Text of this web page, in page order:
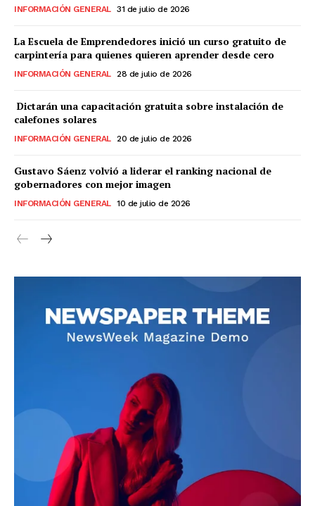
INFORMACIÓN GENERAL 31 de julio de 2026
La Escuela de Emprendedores inició un curso gratuito de
carpintería para quienes quieren aprender desde cero
INFORMACIÓN GENERAL 28 de julio de 2026
Dictarán una capacitación gratuita sobre instalación de
calefones solares
INFORMACIÓN GENERAL 20 de julio de 2026
Gustavo Sáenz volvió a liderar el ranking nacional de
gobernadores con mejor imagen
INFORMACIÓN GENERAL 10 de julio de 2026